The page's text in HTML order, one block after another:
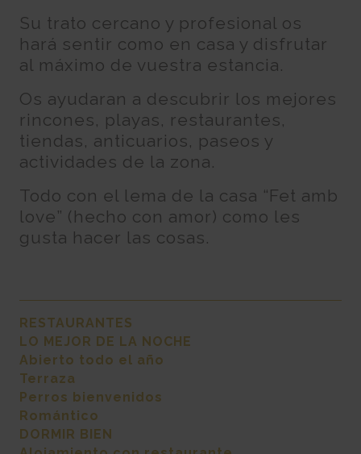
Su trato cercano y profesional os
hará sentir como en casa y disfrutar
al máximo de vuestra estancia.
Os ayudaran a descubrir los mejores
rincones, playas, restaurantes,
tiendas, anticuarios, paseos y
actividades de la zona.
Todo con el lema de la casa “Fet amb
love” (hecho con amor) como les
gusta hacer las cosas.
RESTAURANTES
LO MEJOR DE LA NOCHE
Abierto todo el año
Terraza
Perros bienvenidos
Romántico
DORMIR BIEN